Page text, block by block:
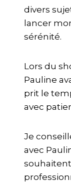
divers
lancer
sérénité.
Lors du
Pauline
prit le
avec
Je
avec